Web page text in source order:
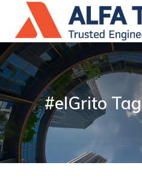
#elGrito Tag